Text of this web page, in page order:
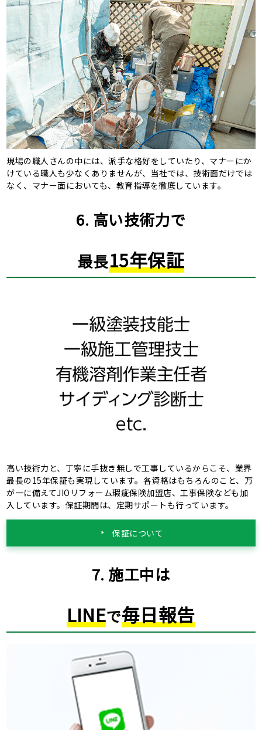
現場の職人さんの中には、派手な格好をしていたり、マナーにか
けている職人も少なくありませんが、当社では、技術面だけでは
なく、マナー面においても、教育指導を徹底しています。
6. 高い技術力で
最長15年保証
高い技術力と、丁寧に手抜き無しで工事しているからこそ、業界
最長の15年保証も実現しています。各資格はもちろんのこと、万
が一に備えてJIOリフォーム瑕疵保険加盟店、工事保険なども加
入しています。保証期間は、定期サポートも行っています。
保証について
7. 施工中は
LINEで毎日報告